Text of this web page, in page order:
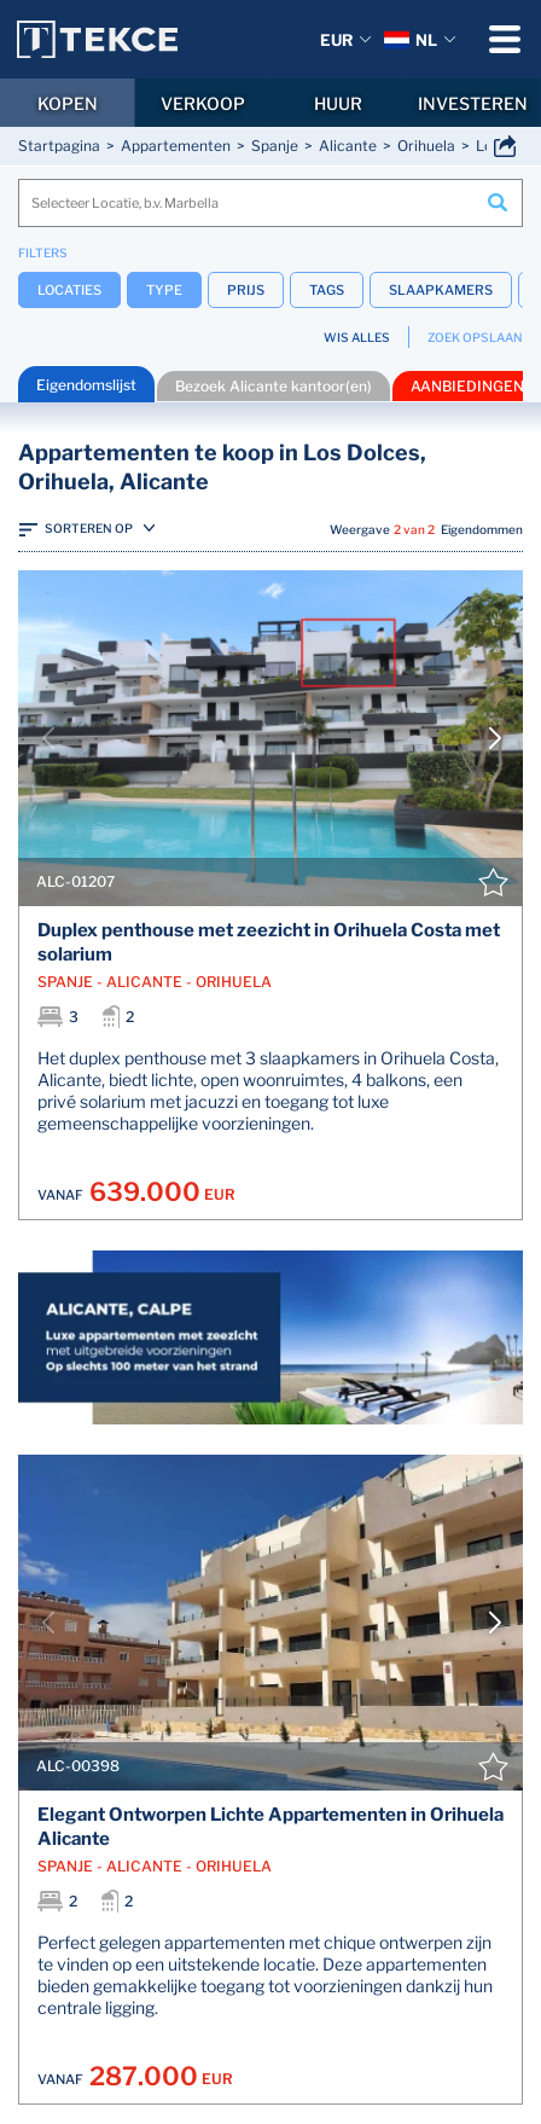
Startpagina Appartementen Spanje Alicante Orihuela Los
FILTERS
LOCATIES TYPE PRIJS TAGS SLAAPKAMERS
WIS ALLES ZOEK OPSLAAN
Eigendomslijst Bezoek Alicante kantoor(en) AANBIEDINGEN
Appartementen te koop in Los Dolces,
Orihuela, Alicante
SORTEREN OP Weergave 2 van 2 Eigendommen
ALC-01207
Duplex penthouse met zeezicht in Orihuela Costa met
solarium
SPANJE - ALICANTE - ORIHUELA
3
2
Het duplex penthouse met 3 slaapkamers in Orihuela Costa,
Alicante, biedt lichte, open woonruimtes, 4 balkons, een
privé solarium met jacuzzi en toegang tot luxe
gemeenschappelijke voorzieningen.
VANAF 639.000 EUR
ALC-00398
Elegant Ontworpen Lichte Appartementen in Orihuela
Alicante
SPANJE - ALICANTE - ORIHUELA
2
2
Perfect gelegen appartementen met chique ontwerpen zijn
te vinden op een uitstekende locatie. Deze appartementen
bieden gemakkelijke toegang tot voorzieningen dankzij hun
centrale ligging.
VANAF 287.000 EUR
EUR NL
KOPEN VERKOOP HUUR INVESTEREN